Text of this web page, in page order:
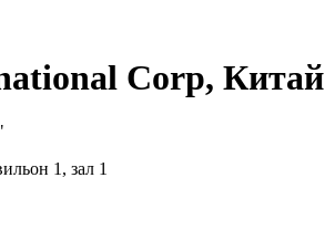
Corp, Китай
1, зал 1